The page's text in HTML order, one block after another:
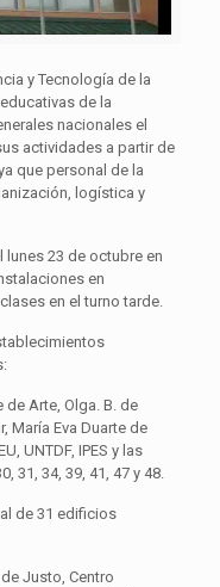
y Tecnología de la
de la
nacionales el
actividades a partir de
que personal de la
logística y
23 de octubre en
en
en el turno tarde.
Arte, Olga. B. de
María Eva Duarte de
UNTDF, IPES y las
31, 34, 39, 41, 47 y 48.
de 31 edificios
Justo, Centro